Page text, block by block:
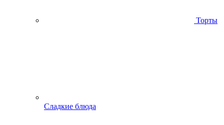
Торты
Сладкие блюда